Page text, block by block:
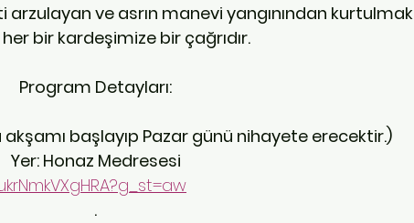
ve asrın manevi yangınından kurtulmak
bir kardeşimize bir çağrıdır.
Program Detayları:
başlayıp Pazar günü nihayete erecektir.)
Yer: Honaz Medresesi
.